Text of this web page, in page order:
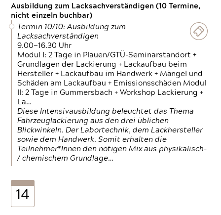
Ausbildung zum Lacksachverständigen (10 Termine,
nicht einzeln buchbar)
Termin 10/10: Ausbildung zum
Lacksachverständigen
9.00—16.30 Uhr
Modul I: 2 Tage in Plauen/GTÜ-Seminarstandort +
Grundlagen der Lackierung + Lackaufbau beim
Hersteller + Lackaufbau im Handwerk + Mängel und
Schäden am Lackaufbau + Emissionsschäden Modul
II: 2 Tage in Gummersbach + Workshop Lackierung +
La…
Diese Intensivausbildung beleuchtet das Thema
Fahrzeuglackierung aus den drei üblichen
Blickwinkeln. Der Labortechnik, dem Lackhersteller
sowie dem Handwerk. Somit erhalten die
Teilnehmer*Innen den nötigen Mix aus physikalisch-
/ chemischem Grundlage…
14